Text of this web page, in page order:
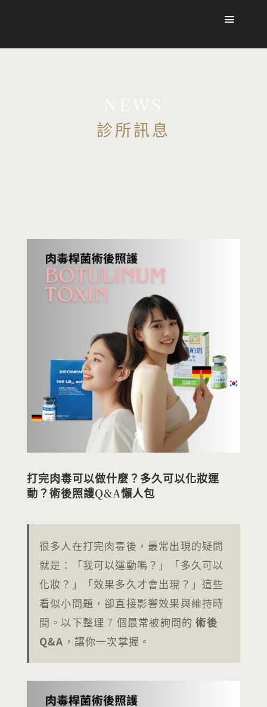
診所訊息
打完肉毒可以做什麼？多久可以化妝運
動？術後照護Q&A懶人包
很多人在打完肉毒後，最常出現的疑問
就是：「我可以運動嗎？」「多久可以
化妝？」「效果多久才會出現？」這些
看似小問題，卻直接影響效果與維持時
間。以下整理 7 個最常被詢問的術後
Q&A ，讓你一次掌握。